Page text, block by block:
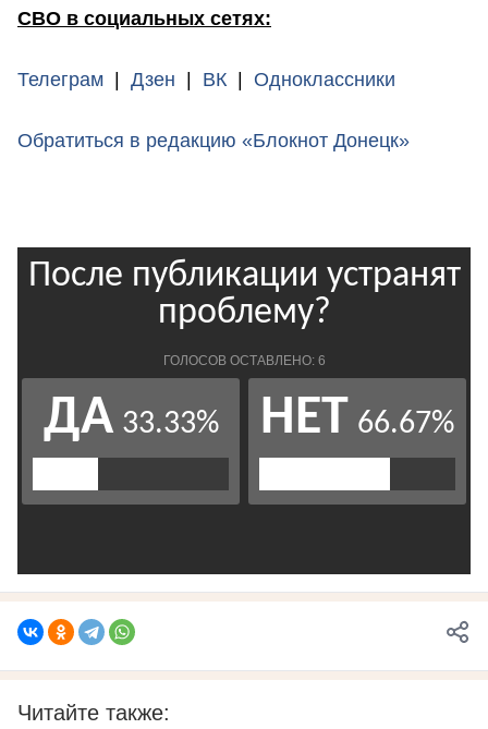
СВО в социальных сетях:
Телеграм | Дзен | ВК | Одноклассники
Обратиться в редакцию «Блокнот Донецк»
Читайте также: